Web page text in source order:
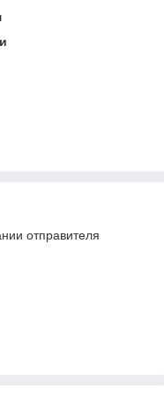
отправителя